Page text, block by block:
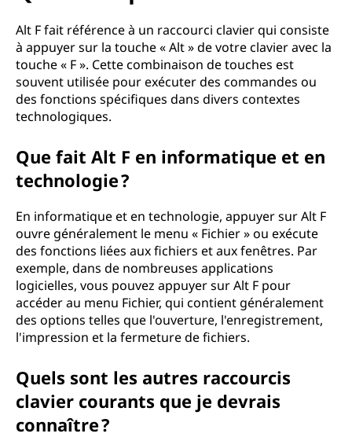
Alt F fait référence à un raccourci clavier qui consiste
à appuyer sur la touche « Alt » de votre clavier avec la
touche « F ». Cette combinaison de touches est
souvent utilisée pour exécuter des commandes ou
des fonctions spécifiques dans divers contextes
technologiques.
Que fait Alt F en informatique et en
technologie ?
En informatique et en technologie, appuyer sur Alt F
ouvre généralement le menu « Fichier » ou exécute
des fonctions liées aux fichiers et aux fenêtres. Par
exemple, dans de nombreuses applications
logicielles, vous pouvez appuyer sur Alt F pour
accéder au menu Fichier, qui contient généralement
des options telles que l'ouverture, l'enregistrement,
l'impression et la fermeture de fichiers.
Quels sont les autres raccourcis
clavier courants que je devrais
connaître ?